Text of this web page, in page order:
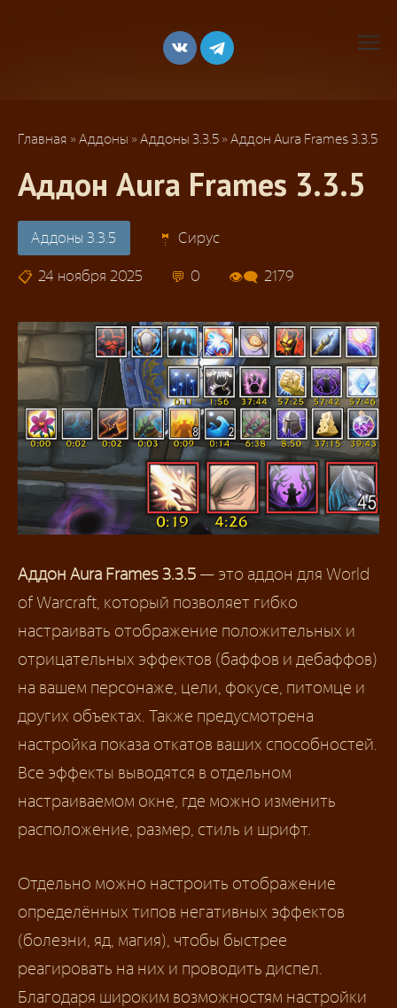
Главная »Аддоны »Аддоны 3.3.5 »Аддон Aura Frames 3.3.5
Аддон Aura Frames 3.3.5
Аддоны 3.3.5 Сирус
24 ноября 2025 0 2179
Аддон Aura Frames 3.3.5 — это аддон для World
of Warcraft, который позволяет гибко
настраивать отображение положительных и
отрицательных эффектов (баффов и дебаффов)
на вашем персонаже, цели, фокусе, питомце и
других объектах. Также предусмотрена
настройка показа откатов ваших способностей.
Все эффекты выводятся в отдельном
настраиваемом окне, где можно изменить
расположение, размер, стиль и шрифт.
Отдельно можно настроить отображение
определённых типов негативных эффектов
(болезни, яд, магия), чтобы быстрее
реагировать на них и проводить диспел.
Благодаря широким возможностям настройки